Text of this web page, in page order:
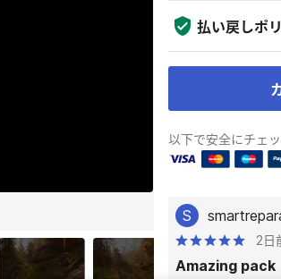
払い戻しポ
以下で安全にチェ
S
2日
Amazing pack